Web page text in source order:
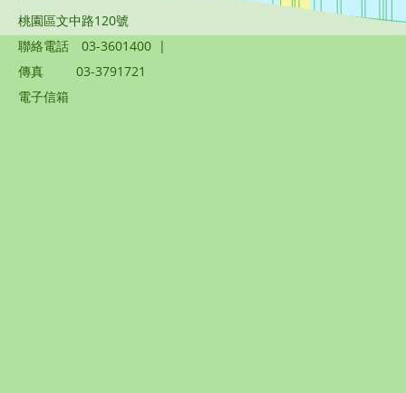
桃園區文中路120號
聯絡電話
03-3601400 |
傳真
03-3791721
電子信箱